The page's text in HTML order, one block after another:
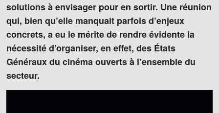
solutions à envisager pour en sortir. Une réunion
qui, bien qu’elle manquait parfois d’enjeux
concrets, a eu le mérite de rendre évidente la
nécessité d’organiser, en effet, des États
Généraux du cinéma ouverts à l’ensemble du
secteur.